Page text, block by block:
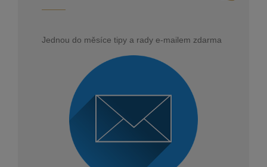
Jednou do měsíce tipy a rady e-mailem zdarma